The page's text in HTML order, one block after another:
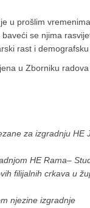
u prošlim
se njima
rast i demografsku
u Zborniku
za izgradnju HE
HE Rama–
filijalnih crkava u
njezine izgradnje